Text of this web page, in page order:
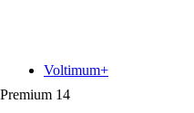
Premium 14
Voltimum+